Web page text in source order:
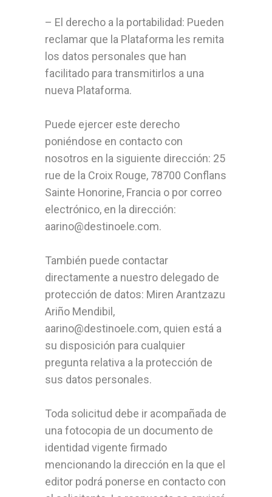
– El derecho a la portabilidad: Pueden
reclamar que la Plataforma les remita
los datos personales que han
facilitado para transmitirlos a una
nueva Plataforma.
Puede ejercer este derecho
poniéndose en contacto con
nosotros en la siguiente dirección: 25
rue de la Croix Rouge, 78700 Conflans
Sainte Honorine, Francia o por correo
electrónico, en la dirección:
aarino@destinoele.com.
También puede contactar
directamente a nuestro delegado de
protección de datos: Miren Arantzazu
Ariño Mendibil,
aarino@destinoele.com, quien está a
su disposición para cualquier
pregunta relativa a la protección de
sus datos personales.
Toda solicitud debe ir acompañada de
una fotocopia de un documento de
identidad vigente firmado
mencionando la dirección en la que el
editor podrá ponerse en contacto con